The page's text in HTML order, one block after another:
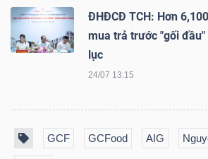
ĐHĐCĐ TCH: Hơn
mua trả trước "gối
lục
24/07 13:15
GCF GCFood AIG
THÔNG
VỤ